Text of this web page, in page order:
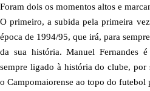
Foram dois os momentos altos e
O primeiro, a subida pela primeira
época de 1994/95, que irá, para
da sua história. Manuel Fernandes
sempre ligado à história do clube,
o Campomaiorense ao topo do futebol